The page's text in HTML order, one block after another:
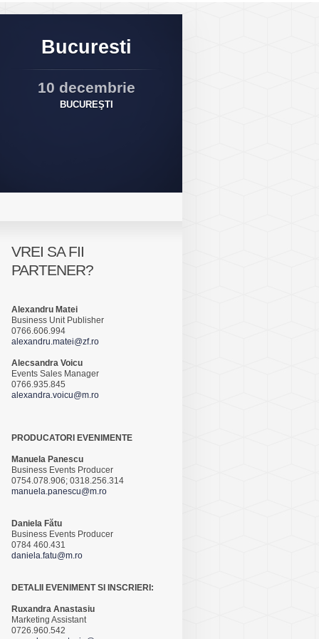
Bucuresti
10 decembrie
BUCUREŞTI
VREI SA FII
PARTENER?
Alexandru Matei
Business Unit Publisher
0766.606.994
alexandru.matei@zf.ro
Alecsandra Voicu
Events Sales Manager
0766.935.845
alexandra.voicu@m.ro
PRODUCATORI EVENIMENTE
Manuela Panescu
Business Events Producer
0754.078.906; 0318.256.314
manuela.panescu@m.ro
Daniela Fătu
Business Events Producer
0784 460.431
daniela.fatu@m.ro
DETALII EVENIMENT SI INSCRIERI:
Ruxandra Anastasiu
Marketing Assistant
0726.960.542